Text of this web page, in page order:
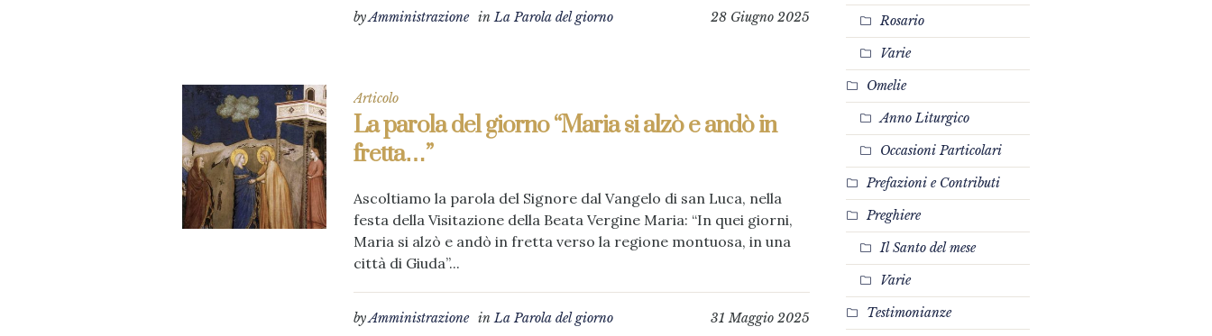
28 Giugno 2025
byAmministrazione inLa Parola del giorno
Articolo
La parola del giorno “Maria si alzò e andò in
fretta…”
Ascoltiamo la parola del Signore dal Vangelo di san Luca, nella
festa della Visitazione della Beata Vergine Maria: “In quei giorni,
Maria si alzò e andò in fretta verso la regione montuosa, in una
città di Giuda”...
31 Maggio 2025
byAmministrazione inLa Parola del giorno
Rosario
Varie
Omelie
Anno Liturgico
Occasioni Particolari
Prefazioni e Contributi
Preghiere
Il Santo del mese
Varie
Testimonianze